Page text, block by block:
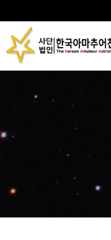
하위분류 하위분